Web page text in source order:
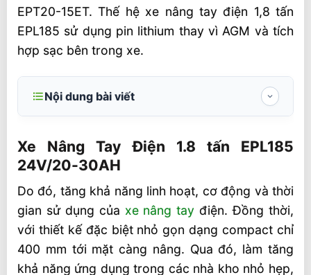
EPT20-15ET. Thế hệ xe nâng tay điện 1,8 tấn
EPL185 sử dụng pin lithium thay vì AGM và tích
hợp sạc bên trong xe.
Nội dung bài viết
30AH
Ưu điểm xe nâng tay điện 1,8 tấn Lithium
EPL185
Phân tích thông số kỹ thuật xe nâng tay
điện 1,8 tấn Li-ion EPL185
Bảng thông số kỹ thuật chính của xe nâng
tay điện 1,8 tấn EPL185
Xe Nâng Tay Điện 1.8 tấn EPL185
24V/20-30AH
Do đó, tăng khả năng linh hoạt, cơ động và thời
gian sử dụng của xe nâng tay điện. Đồng thời,
với thiết kế đặc biệt nhỏ gọn dạng compact chỉ
400 mm tới mặt càng nâng. Qua đó, làm tăng
khả năng ứng dụng trong các nhà kho nhỏ hẹp,